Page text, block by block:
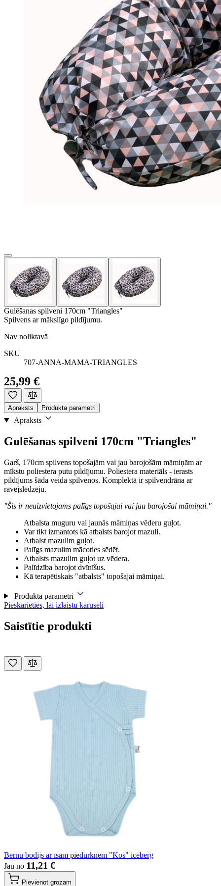
Gulēšanas spilveni 170cm "Triangles"
Spilvens ar mākslīgo pildījumu.
Nav noliktavā
SKU
707-ANNA-MAMA-TRIANGLES
25,99 €
Apraksts Produkta parametri
Apraksts
Gulēšanas spilveni 170cm "Triangles"
Garš, 170cm spilvens topošajām vai jau barojošām māmiņām ar
mīkstu poliestera putu pildījumu. Poliestera materiāls - ierasts
pildījums šāda veida spilvenos. Komplektā ir spilvendrāna ar
rāvējslēdzēju.
"Šis ir neaizvietojams palīgs topošajai vai jau barojošai māmiņai."
Atbalsta muguru vai jaunās māmiņas vēderu guļot.
Var tikt izmantots kā atbalsts barojot mazuli.
Atbalst mazulim guļot.
Palīgs mazulim mācoties sēdēt.
Atbalsts mazulim guļot uz vēdera.
Palīdzība barojot dvīnīšus.
Kā terapētiskais "atbalsts" topošajai māmiņai.
Produkta parametri
Pieskarieties, lai izlaistu karuseli
Saistītie produkti
Bērnu bodijs ar īsām piedurknēm "Kos" iceberg
Jau no 11,21 €
Pievienot grozam